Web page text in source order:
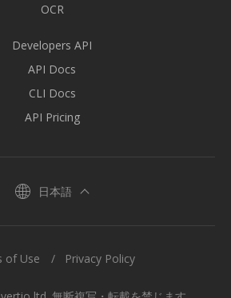
OCR
Developers API
API Docs
CLI Docs
API Pricing
日本語
of Use Privacy Policy